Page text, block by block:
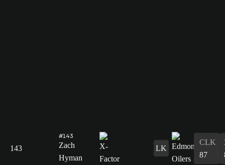
143
#143
Zach
Hyman
LK
CLK
87